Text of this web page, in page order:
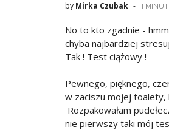
by Mirka Czubak 1
No to kto zgadnie -
chyba najbardziej
Tak ! Test ciążowy !
Pewnego, pięknego,
w zaciszu mojej toalety,
Rozpakowałam
nie pierwszy taki mój